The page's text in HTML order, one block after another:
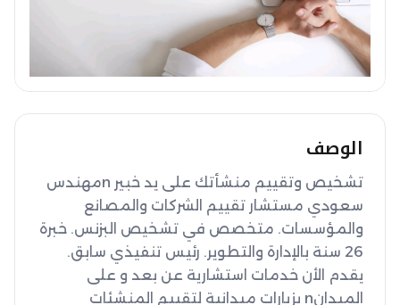
الوصف